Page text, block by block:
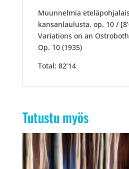
Muunnelmia
kansanlaulusta, op. 10 /
Variations on an
Op. 10 (1935)
Total: 82’14
Tutustu myös